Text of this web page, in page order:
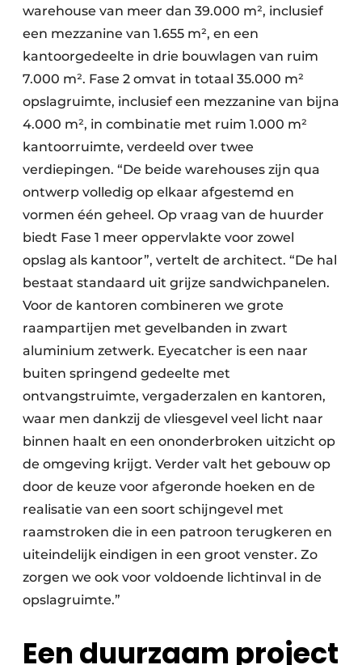
warehouse van meer dan 39.000 m², inclusief
een mezzanine van 1.655 m², en een
kantoorgedeelte in drie bouwlagen van ruim
7.000 m². Fase 2 omvat in totaal 35.000 m²
opslagruimte, inclusief een mezzanine van bijna
4.000 m², in combinatie met ruim 1.000 m²
kantoorruimte, verdeeld over twee
verdiepingen. “De beide warehouses zijn qua
ontwerp volledig op elkaar afgestemd en
vormen één geheel. Op vraag van de huurder
biedt Fase 1 meer oppervlakte voor zowel
opslag als kantoor”, vertelt de architect. “De hal
bestaat standaard uit grijze sandwichpanelen.
Voor de kantoren combineren we grote
raampartijen met gevelbanden in zwart
aluminium zetwerk. Eyecatcher is een naar
buiten springend gedeelte met
ontvangstruimte, vergaderzalen en kantoren,
waar men dankzij de vliesgevel veel licht naar
binnen haalt en een ononderbroken uitzicht op
de omgeving krijgt. Verder valt het gebouw op
door de keuze voor afgeronde hoeken en de
realisatie van een soort schijngevel met
raamstroken die in een patroon terugkeren en
uiteindelijk eindigen in een groot venster. Zo
zorgen we ook voor voldoende lichtinval in de
opslagruimte.”
Een duurzaam project